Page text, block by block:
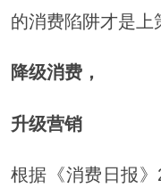
的消费陷阱才是上
降级消费，
升级营销
根据《消费日报》